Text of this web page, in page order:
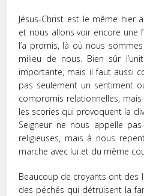
Jésus-Christ est le même hier
et nous allons voir encore une
l’a promis, là où nous
milieu de nous. Bien sûr
importante, mais il faut aussi
pas seulement un sentiment
compromis relationnelles,
les scories qui provoquent la
Seigneur ne nous appelle
religieuses, mais à nous
marche avec lui et du même
Beaucoup de croyants ont des
des péchés qui détruisent la